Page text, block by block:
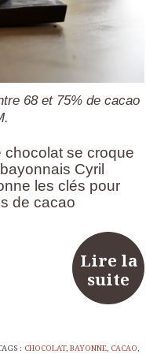
68 et 75% de cacao
chocolat se croque
Cyril
les clés pour
de cacao
Lire la
suite
: CHOCOLAT,BAYONNE, CACAO,